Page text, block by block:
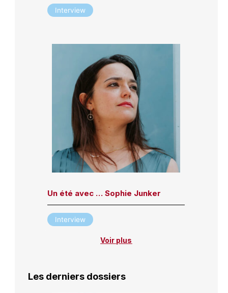
Interview
Un été avec … Sophie Junker
Interview
Voir plus
Les derniers dossiers